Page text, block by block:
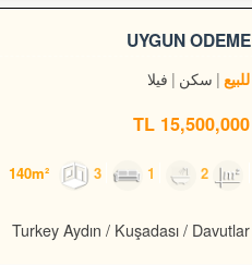
UYGUN
للبيع سكن فيلا
15,500,000 TL
3 1 2
Turkey Aydın / Kuşadası / Davutlar